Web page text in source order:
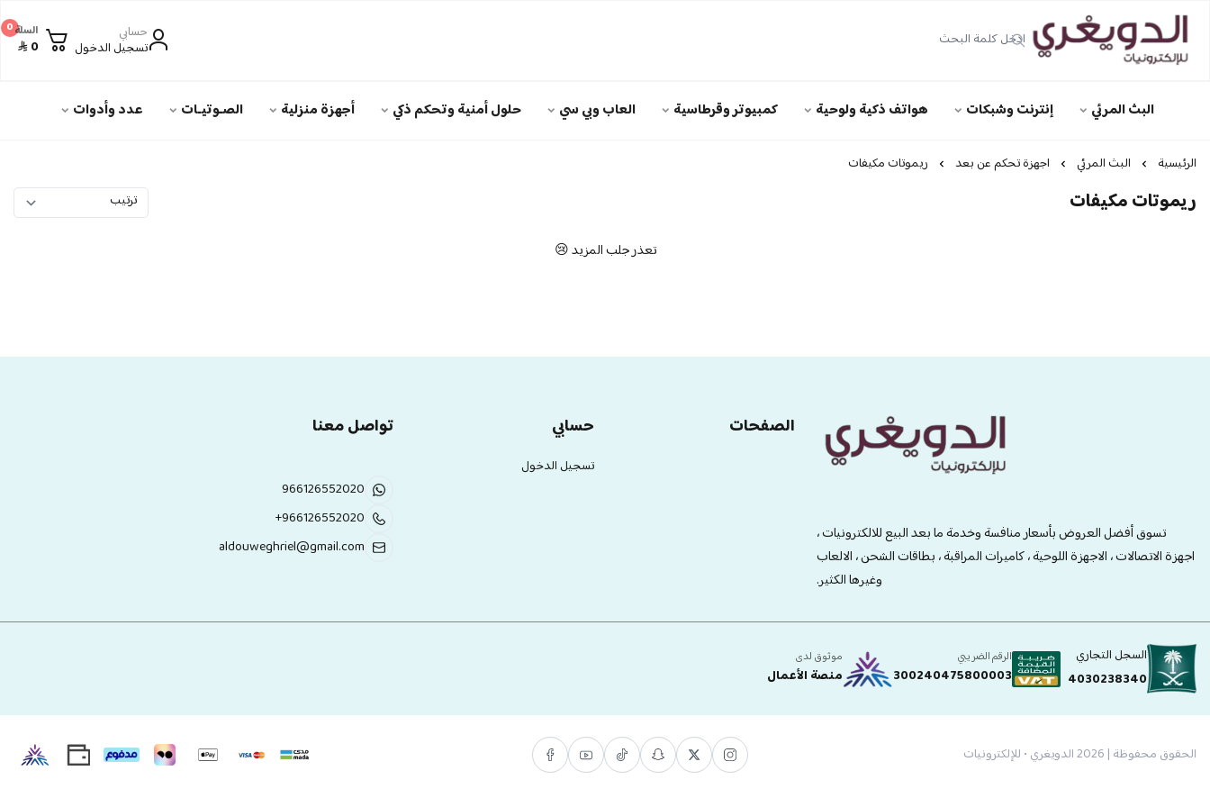
الدويغري • للإلكترونيات
حسابي
تسجيل الدخول
0السلة
0
البث المرئي إنترنت وشبكات هواتف ذكية ولوحية كمبيوتر وقرطاسية العاب وبي سي حلول أمنية وتحكم ذكي أجهزة منزلية الصـوتيـات عدد وأدوات
الرئيسية البث المرئي اجهزة تحكم عن بعد ريموتات مكيفات
ريموتات مكيفات
تعذر جلب المزيد 😢
تسوق أفضل العروض بأسعار منافسة وخدمة ما بعد البيع للالكترونيات ،
اجهزة الاتصالات ، الاجهزة اللوحية ، كاميرات المراقبة ، بطاقات الشحن ، الالعاب
وغيرها الكثير.
الصفحات حسابي
تسجيل الدخول
تواصل معنا
966126552020
+966126552020
aldouweghriel@gmail.com
السجل التجاري
4030238340
الرقم الضريبي
300240475800003
موثوق لدى
منصة الأعمال
الحقوق محفوظة | 2026 الدويغري • للإلكترونيات